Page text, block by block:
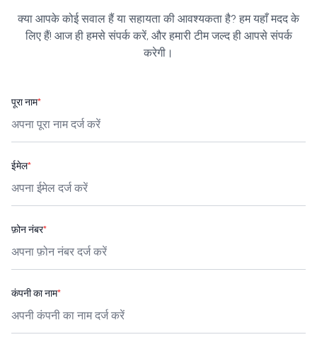
क्या आपके कोई सवाल हैं या सहायता की आवश्यकता है? हम यहाँ मदद के
लिए हैं! आज ही हमसे संपर्क करें, और हमारी टीम जल्द ही आपसे संपर्क
करेगी।
पूरा नाम*
ईमेल*
फ़ोन नंबर*
कंपनी का नाम*